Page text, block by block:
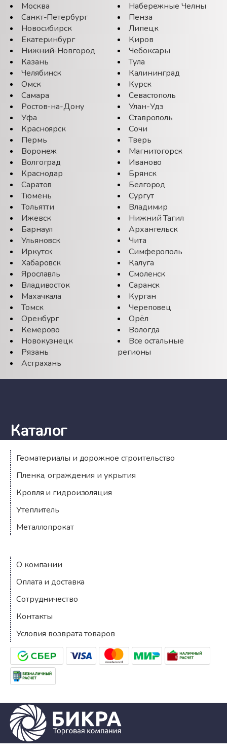
Москва
Санкт-Петербург
Новосибирск
Екатеринбург
Нижний-Новгород
Казань
Челябинск
Омск
Самара
Ростов-на-Дону
Уфа
Красноярск
Пермь
Воронеж
Волгоград
Краснодар
Саратов
Тюмень
Тольятти
Ижевск
Барнаул
Ульяновск
Иркутск
Хабаровск
Ярославль
Владивосток
Махачкала
Томск
Оренбург
Кемерово
Новокузнецк
Рязань
Астрахань
Набережные Челны
Пенза
Липецк
Киров
Чебоксары
Тула
Калининград
Курск
Севастополь
Улан-Удэ
Ставрополь
Сочи
Тверь
Магнитогорск
Иваново
Брянск
Белгород
Сургут
Владимир
Нижний Тагил
Архангельск
Чита
Симферополь
Калуга
Смоленск
Саранск
Курган
Череповец
Орёл
Вологда
Все остальные
регионы
Каталог
Геоматериалы и дорожное строительство
Пленка, ограждения и укрытия
Кровля и гидроизоляция
Утеплитель
Металлопрокат
Компания
О компании
Оплата и доставка
Сотрудничество
Контакты
Условия возврата товаров